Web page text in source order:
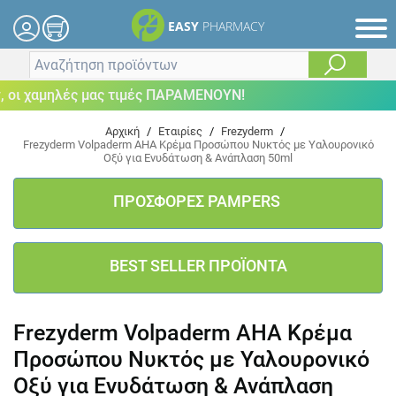
EASY PHARMACY
χαμηλές μας τιμές ΠΑΡΑΜΕΝΟΥΝ!
Αρχική / Εταιρίες / Frezyderm /
Frezyderm Volpaderm AHA Κρέμα Προσώπου Νυκτός με Υαλουρονικό
Οξύ για Ενυδάτωση & Ανάπλαση 50ml
ΠΡΟΣΦΟΡΕΣ PAMPERS
BEST SELLER ΠΡΟΪΟΝΤΑ
Frezyderm Volpaderm AHA Κρέμα
Προσώπου Νυκτός με Υαλουρονικό
Οξύ για Ενυδάτωση & Ανάπλαση